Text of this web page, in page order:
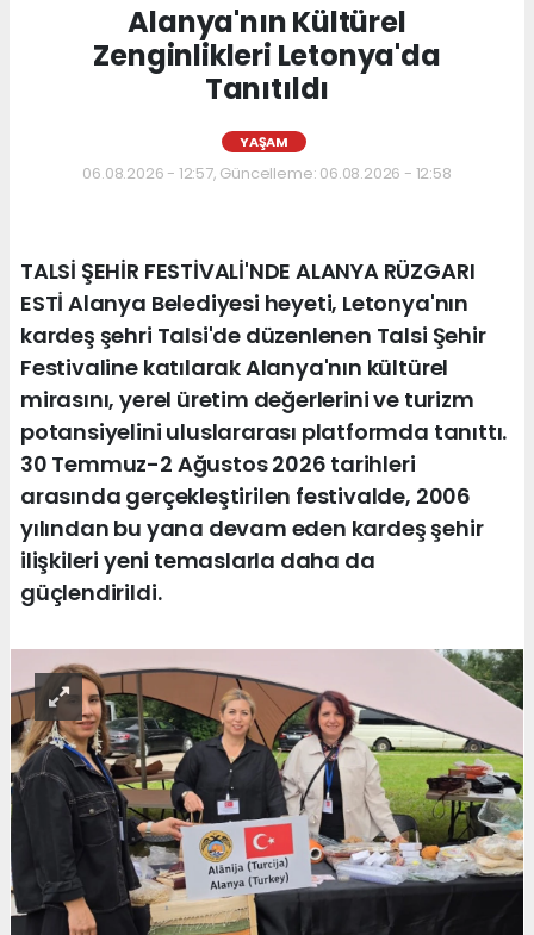
Alanya'nın Kültürel
Zenginlikleri Letonya'da
Tanıtıldı
YAŞAM
06.08.2026 - 12:57, Güncelleme: 06.08.2026 - 12:58
TALSİ ŞEHİR FESTİVALİ'NDE ALANYA RÜZGARI
ESTİ Alanya Belediyesi heyeti, Letonya'nın
kardeş şehri Talsi'de düzenlenen Talsi Şehir
Festivaline katılarak Alanya'nın kültürel
mirasını, yerel üretim değerlerini ve turizm
potansiyelini uluslararası platformda tanıttı.
30 Temmuz-2 Ağustos 2026 tarihleri
arasında gerçekleştirilen festivalde, 2006
yılından bu yana devam eden kardeş şehir
ilişkileri yeni temaslarla daha da
güçlendirildi.